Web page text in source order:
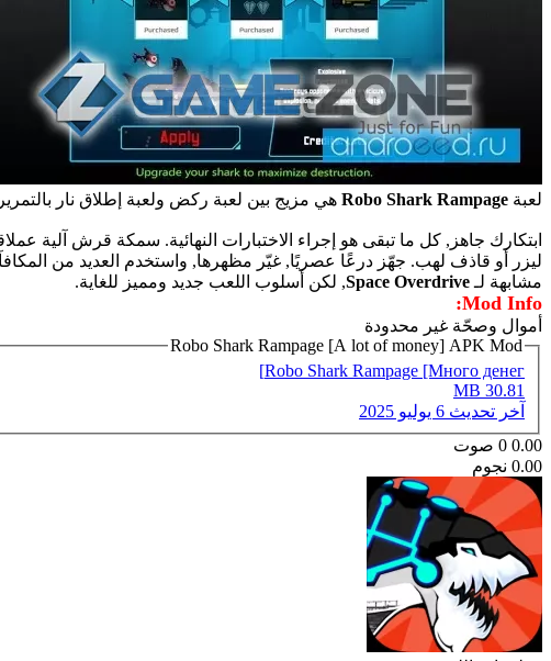
لعبة Robo Shark Rampage هي مزيج بين لعبة ركض ولعبة إطلاق نار
ابتكارك جاهز, كل ما تبقى هو إجراء الاختبارات النهائية. سمكة قرش
ليزر أو قاذف لهب. جهّز درعًا عصريًا, غيّر مظهرها, واستخدم العديد من
مشابهة لـ Space Overdrive, لكن أسلوب اللعب جديد ومميز للغاية.
Mod Info:
أموال وصحّة غير محدودة
Robo Shark Rampage [A lot of money] APK Mod
Robo Shark Rampage [Много денег]
30.81 MB
آخر تحديث 6 يوليو 2025
0.00
0 صوت
0.00 نجوم